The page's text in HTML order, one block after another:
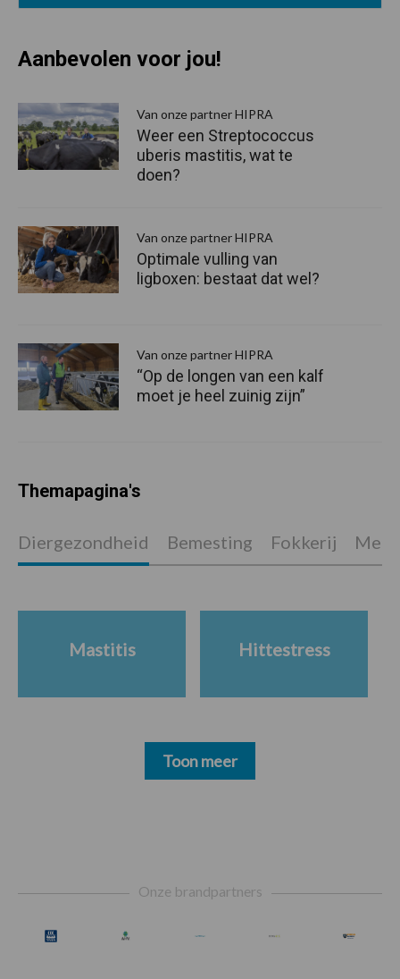
Aanbevolen voor jou!
Van onze partner HIPRA
Weer een Streptococcus
uberis mastitis, wat te
doen?
Van onze partner HIPRA
Optimale vulling van
ligboxen: bestaat dat wel?
Van onze partner HIPRA
“Op de longen van een kalf
moet je heel zuinig zijn”
Themapagina's
Diergezondheid Bemesting Fokkerij
Mastitis Hittestress
Toon meer
Onze brandpartners